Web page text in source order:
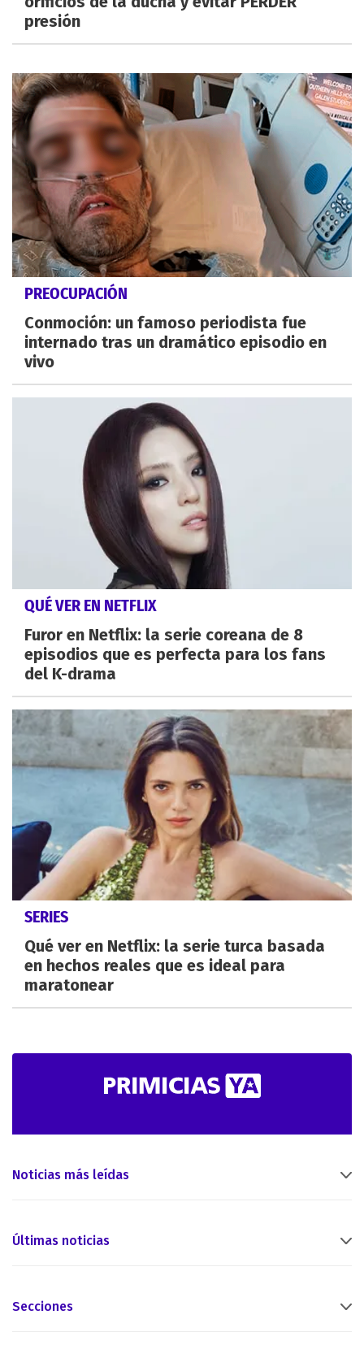
presión
PREOCUPACIÓN
Conmoción: un famoso periodista fue
internado tras un dramático episodio en
vivo
QUÉ VER EN NETFLIX
Furor en Netflix: la serie coreana de 8
episodios que es perfecta para los fans
del K-drama
SERIES
Qué ver en Netflix: la serie turca basada
en hechos reales que es ideal para
maratonear
Noticias más leídas
Últimas noticias
Secciones